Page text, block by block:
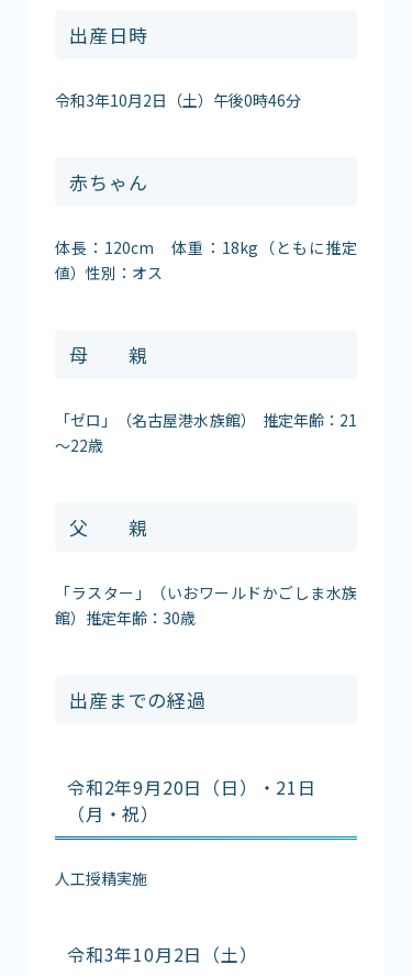
出産日時
令和3年10月2日（土）午後0時46分
赤ちゃん
体長：120cm 体重：18kg（ともに推定
値）性別：オス
母 親
「ゼロ」（名古屋港水族館） 推定年齢：21
～22歳
父 親
「ラスター」（いおワールドかごしま水族
館）推定年齢：30歳
出産までの経過
令和2年9月20日（日）・21日
（月・祝）
人工授精実施
令和3年10月2日（土）